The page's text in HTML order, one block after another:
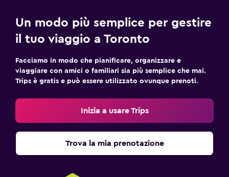
Un modo più semplice per gestire
il tuo viaggio a Toronto
Facciamo in modo che pianificare, organizzare e
viaggiare con amici o familiari sia più semplice che mai.
Trips è gratis e può essere utilizzato ovunque prenoti.
Inizia a usare Trips
Trova la mia prenotazione